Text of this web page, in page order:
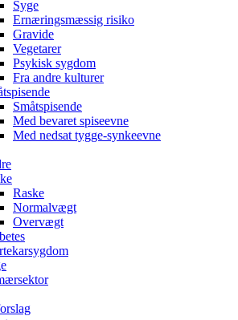
Syge
Ernæringsmæssig risiko
Gravide
Vegetarer
Psykisk sygdom
Fra andre kulturer
Småtspisende
Med bevaret spiseevne
Med nedsat tygge-synkeevne
Raske
Normalvægt
Overvægt